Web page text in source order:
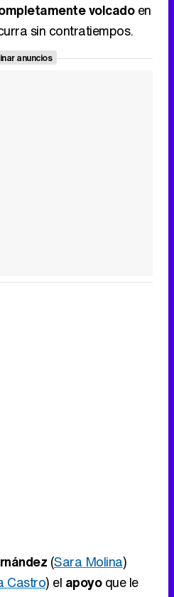
volcadoen
sin contratiempos.
anuncios
(Sara Molina)
Castro) el apoyoque le